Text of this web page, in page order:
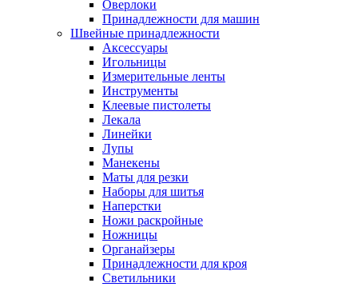
Оверлоки
Принадлежности для машин
Швейные принадлежности
Аксессуары
Игольницы
Измерительные ленты
Инструменты
Клеевые пистолеты
Лекала
Линейки
Лупы
Манекены
Маты для резки
Наборы для шитья
Наперстки
Ножи раскройные
Ножницы
Органайзеры
Принадлежности для кроя
Светильники